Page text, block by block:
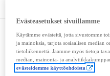
Mitat ja tilavuus
Ovet
Istuimet
Evästeasetukset sivuillamme
Käytämme evästeitä, jotta sivustomme
ja mainoksia, tarjota sosiaalisen median
tietoliikennettä. Jaamme myös tietoja
median, mainonta- ja
evästeidemme käyttöehdoista